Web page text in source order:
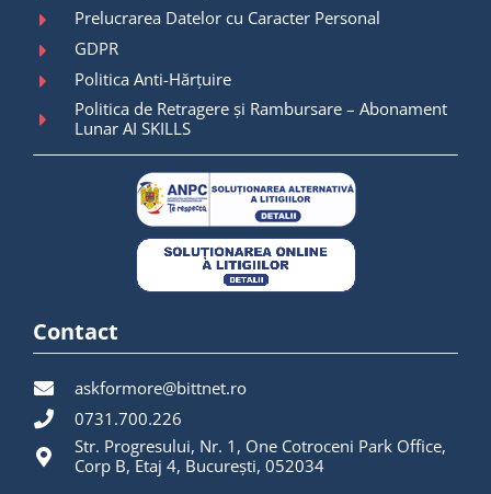
Prelucrarea Datelor cu Caracter Personal
GDPR
Politica Anti-Hărțuire
Politica de Retragere și Rambursare – Abonament
Lunar AI SKILLS
Contact
askformore@bittnet.ro
0731.700.226
Str. Progresului, Nr. 1, One Cotroceni Park Office,
Corp B, Etaj 4, București, 052034